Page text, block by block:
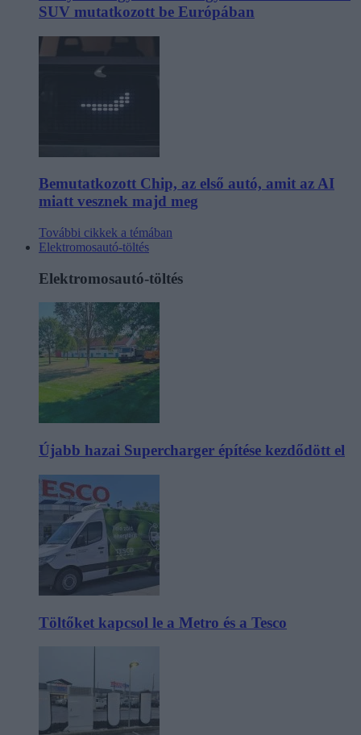
SUV mutatkozott be Európában
Bemutatkozott Chip, az első autó, amit az AI
miatt vesznek majd meg
További cikkek a témában
Elektromosautó-töltés
Elektromosautó-töltés
Újabb hazai Supercharger építése kezdődött el
Töltőket kapcsol le a Metro és a Tesco